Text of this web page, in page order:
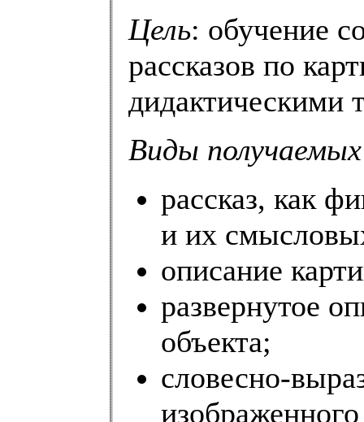
Цель: обучение
рассказов по
дидактическими
Виды
рассказ, как
и их
описание
развернутое
объекта;
словесно-